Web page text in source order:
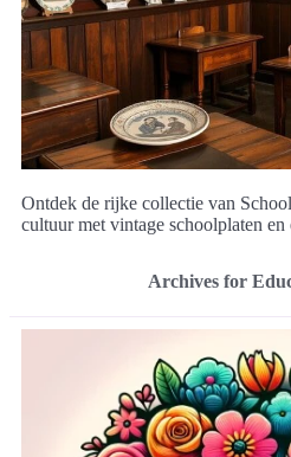
Ontdek de rijke collectie van
cultuur met vintage schoolplaten en
Archives for